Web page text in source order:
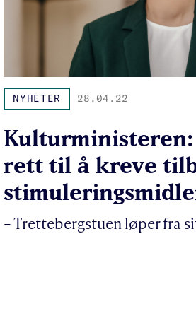
NYHETER 28.04.22
rett til å kreve
– Trettebergstuen løper fra